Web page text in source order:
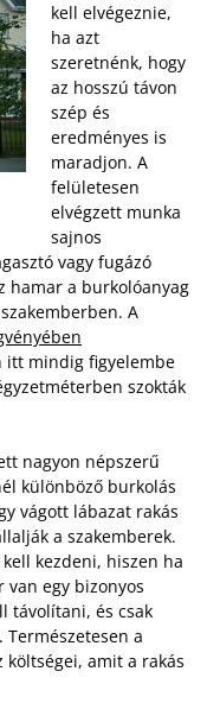
kell elvégeznie,
ha azt
szeretnénk, hogy
az hosszú távon
szép és
eredményes is
maradjon. A
felületesen
elvégzett munka
sajnos
vagy fugázó
hamar a burkolóanyag
A
itt mindig figyelembe
szokták
nagyon népszerű
különböző burkolás
vágott lábazat rakás
a szakemberek.
kezdeni, hiszen ha
van egy bizonyos
távolítani, és csak
a
amit a rakás